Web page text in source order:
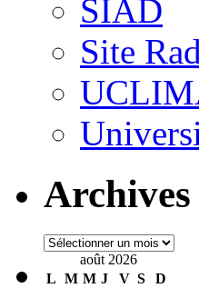
SIAD
Site
Archives
Archives
août 2026
L M M J V S
D